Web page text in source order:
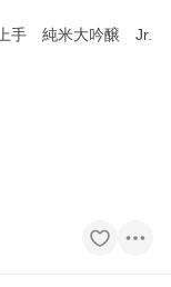
手 純米大吟醸 Jr.